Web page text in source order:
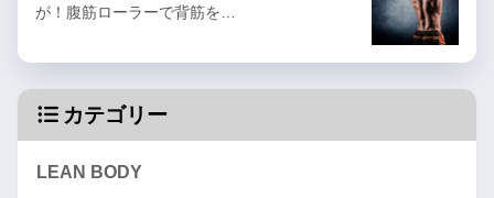
が！腹筋ローラーで背筋を…
カテゴリー
LEAN BODY